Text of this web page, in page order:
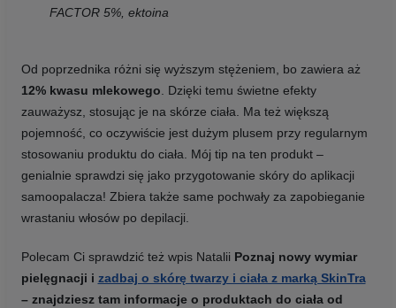
FACTOR 5%, ektoina
Od poprzednika różni się wyższym stężeniem, bo zawiera aż
12% kwasu mlekowego . Dzięki temu świetne efekty
zauważysz, stosując je na skórze ciała. Ma też większą
pojemność, co oczywiście jest dużym plusem przy regularnym
stosowaniu produktu do ciała. Mój tip na ten produkt –
genialnie sprawdzi się jako przygotowanie skóry do aplikacji
samoopalacza! Zbiera także same pochwały za zapobieganie
wrastaniu włosów po depilacji.
Polecam Ci sprawdzić też wpis Natalii Poznaj nowy wymiar
pielęgnacji i zadbaj o skórę twarzy i ciała z marką SkinTra
– znajdziesz tam informacje o produktach do ciała od